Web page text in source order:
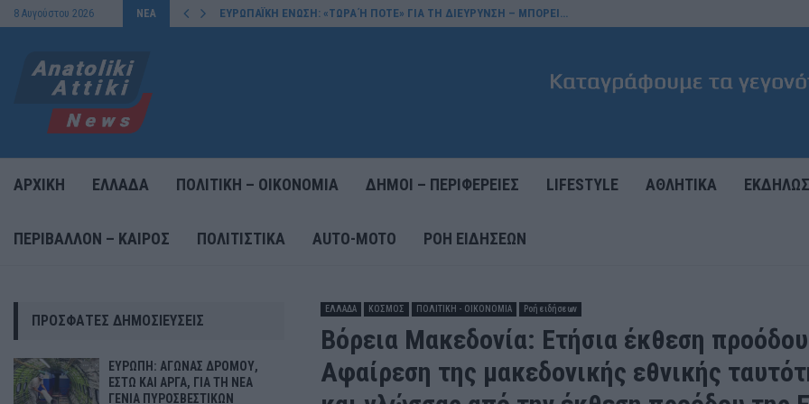
8 Αυγούστου 2026 ΝΕΑ ΕΥΡΩΠΑΪΚΗ ΕΝΩΣΗ: «ΤΩΡΑ Ή ΠΟΤΕ» ΓΙΑ ΤΗ ΔΙΕΥΡΥΝΣΗ – ΜΠΟΡΕΙ…
ΑΡΧΙΚΗ ΕΛΛΑΔΑ ΠΟΛΙΤΙΚΗ – ΟΙΚΟΝΟΜΙΑ ΔΗΜΟΙ – ΠΕΡΙΦΕΡΕΙΕΣ LIFESTYLE ΑΘΛΗΤΙΚΑ
ΠΕΡΙΒΑΛΛΟΝ – ΚΑΙΡΟΣ ΠΟΛΙΤΙΣΤΙΚΑ AUTO-MOTO ΡΟΉ ΕΙΔΉΣΕΩΝ
ΕΛΛΑΔΑ ΚΟΣΜΟΣ ΠΟΛΙΤΙΚΗ - ΟΙΚΟΝΟΜΙΑ Ροή ειδήσεων
Βόρεια Μακεδονία: Ετήσια έκθεση
Αφαίρεση της μακεδονικής εθνικής
ΠΡΌΣΦΑΤΕΣ ΔΗΜΟΣΙΕΎΣΕΙΣ
ΕΥΡΩΠΗ: ΑΓΩΝΑΣ ΔΡΟΜΟΥ,
ΕΣΤΩ ΚΑΙ ΑΡΓΑ, ΓΙΑ ΤΗ ΝΕΑ
ΓΕΝΙΑ ΠΥΡΟΣΒΕΣΤΙΚΩΝ